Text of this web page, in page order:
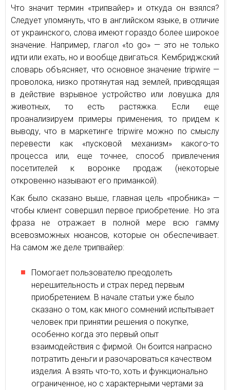
Что значит термин «трипвайер» и откуда он взялся?
Следует упомянуть, что в английском языке, в отличие
от украинского, слова имеют гораздо более широкое
значение. Например, глагол «to go» — это не только
идти или ехать, но и вообще двигаться. Кембриджский
словарь объясняет, что основное значение tripwire —
проволока, низко протянутая над землей, приводящая
в действие взрывное устройство или ловушка для
животных, то есть растяжка. Если еще
проанализируем примеры применения, то придем к
выводу, что в маркетинге tripwire можно по смыслу
перевести как «пусковой механизм» какого-то
процесса или, еще точнее, способ привлечения
посетителей к воронке продаж (некоторые
откровенно называют его приманкой).
Как было сказано выше, главная цель «пробника» —
чтобы клиент совершил первое приобретение. Но эта
фраза не отражает в полной мере всю гамму
всевозможных нюансов, которые он обеспечивает.
На самом же деле трипвайер:
Помогает пользователю преодолеть
нерешительность и страх перед первым
приобретением. В начале статьи уже было
сказано о том, как много сомнений испытывает
человек при принятии решения о покупке,
особенно когда это первый опыт
взаимодействия с фирмой. Он боится напрасно
потратить деньги и разочароваться качеством
изделия. А взять что-то, хоть и функционально
ограниченное, но с характерными чертами за